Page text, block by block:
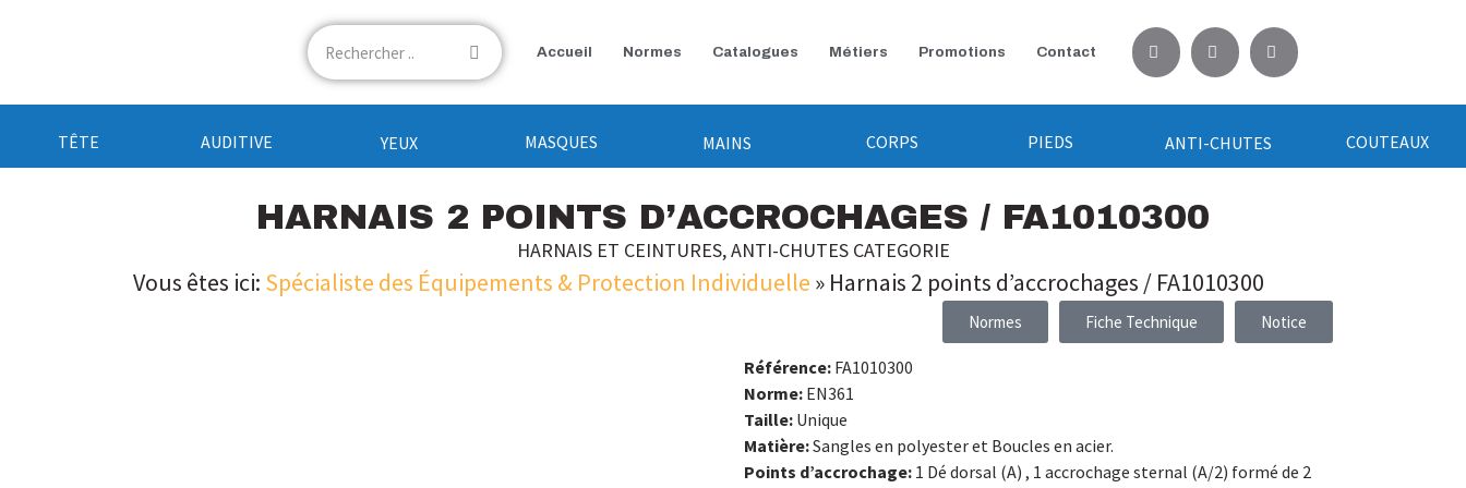
Accueil Normes Catalogues Métiers Promotions Contact
TÊTE AUDITIVE YEUX MASQUES MAINS CORPS PIEDS ANTI-CHUTES COUTEAUX
HARNAIS 2 POINTS D’ACCROCHAGES / FA1010300
HARNAIS ET CEINTURES,ANTI-CHUTES CATEGORIE
Vous êtes ici: Spécialiste des Équipements & Protection Individuelle » Harnais 2 points d’accrochages / FA1010300
Normes Fiche Technique Notice
Référence: FA1010300
Norme: EN361
Taille: Unique
Matière:Sangles en polyester et Boucles en acier.
Points d’accrochage: 1 Dé dorsal (A) , 1 accrochage sternal (A/2) formé de 2